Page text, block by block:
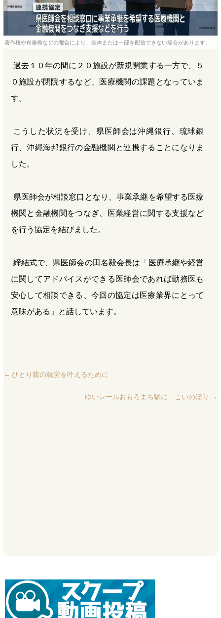
著作権や肖像権などの都合により、全体または一部を配信できない場合があります。
過去１０年の間に２０施設が新規開業する一方で、５
０施設が閉院するなど、医療機関の課題となっていま
す。
こうした状況を受け、県医師会は沖縄銀行、琉球銀
行、沖縄海邦銀行の金融機関と連携することになりま
した。
県医師会が相談窓口となり、事業承継を希望する医療
機関と金融機関をつなぎ、医業経営に関する支援など
を行う協定を結びました。
締結式で、県医師会の田名毅会長は「医療承継や経営
に関してアドバイスができる医師会であれば勤務医も
安心して相談できる、今回の協定は医療業界にとって
意味がある」と話しています。
← ひとり親の就労を叶えるために
ゆいレールおもろまち駅に こいのぼり →